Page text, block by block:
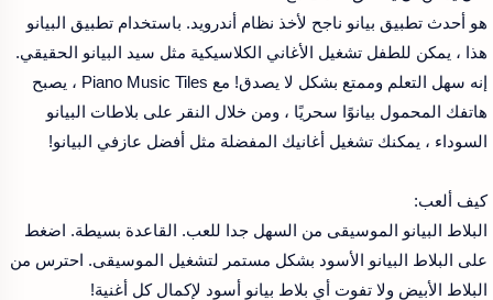
هو أحدث تطبيق بيانو ناجح لأخذ نظام أندرويد. باستخدام تطبيق البيانو
هذا ، يمكن للطفل تشغيل الأغاني الكلاسيكية مثل سيد البيانو الحقيقي.
إنه سهل التعلم وممتع بشكل لا يصدق! مع Piano Music Tiles ، يصبح
هاتفك المحمول بيانوًا سحريًا ، ومن خلال النقر على بلاطات البيانو
السوداء ، يمكنك تشغيل أغانيك المفضلة مثل أفضل عازفي البيانو!
كيف ألعب:
البلاط البيانو الموسيقى من السهل جدا للعب. القاعدة بسيطة. اضغط
على البلاط البيانو الأسود بشكل مستمر لتشغيل الموسيقى. احترس من
البلاط الأبيض ولا تفوت أي بلاط بيانو أسود لإكمال كل أغنية!